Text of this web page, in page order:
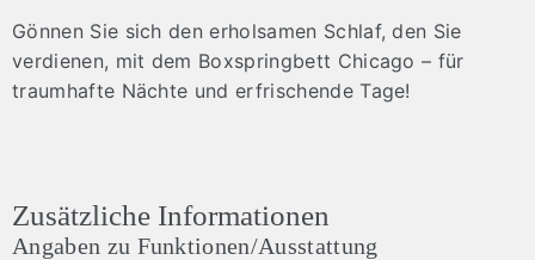
Zusätzliche Informationen
Angaben zu Funktionen/Ausstattung
Gönnen Sie sich den erholsamen Schlaf, den Sie
verdienen, mit dem Boxspringbett Chicago – für
traumhafte Nächte und erfrischende Tage!